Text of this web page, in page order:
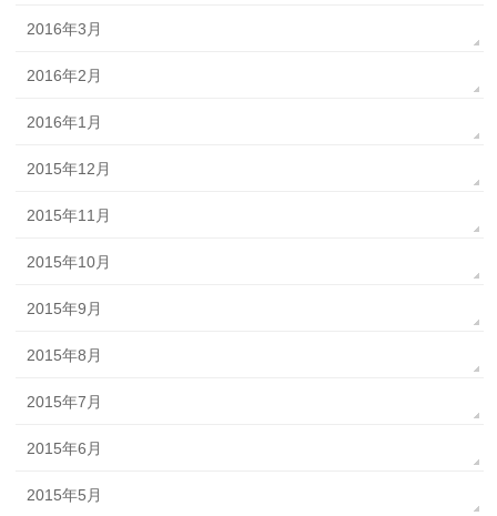
2016年3月
2016年2月
2016年1月
2015年12月
2015年11月
2015年10月
2015年9月
2015年8月
2015年7月
2015年6月
2015年5月